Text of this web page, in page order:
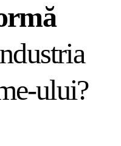
ului?